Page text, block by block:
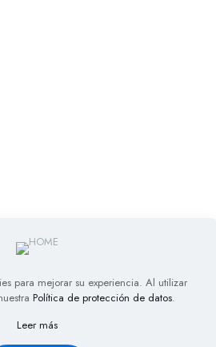
para mejorar su experiencia. Al utilizar
Política de protección de datos.
Leer más